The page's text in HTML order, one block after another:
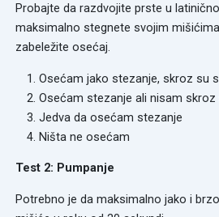
Probajte da razdvojite prste u
maksimalno stegnete svojim
zabeležite osećaj.
Osećam jako stezanje, skroz su
Osećam stezanje ali nisam
Jedva da osećam stezanje
Ništa ne osećam
Test 2: Pumpanje
Potrebno je da maksimalno jako i